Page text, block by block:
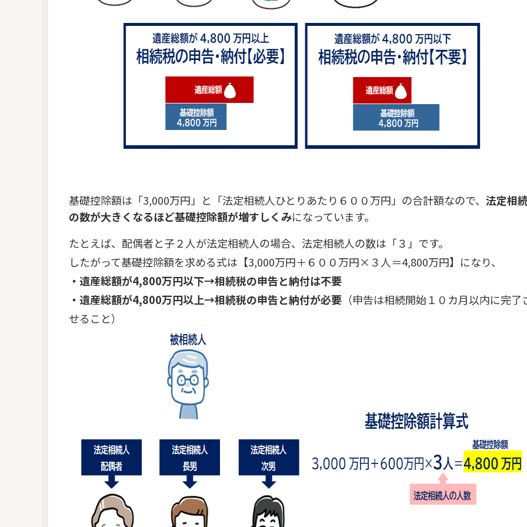
基礎控除額は「3,000万円」と「法定相続人ひとりあたり６００万円」の合計額なので、 法定相
の数が大きくなるほど基礎控除額が増すしくみになっています。
たとえば、配偶者と子２人が法定相続人の場合、法定相続人の数は「３」です。
したがって基礎控除額を求める式は【3,000万円＋６００万円×３人＝4,800万円】になり、
・遺産総額が4,800万円以下→相続税の申告と納付は不要
・遺産総額が4,800万円以上→相続税の申告と納付が必要 （申告は相続開始１０カ月以内に完了
せること）